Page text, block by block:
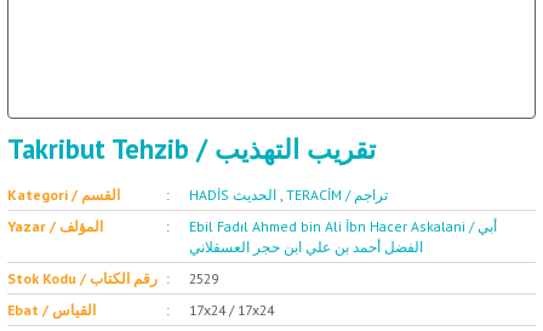
Takribut Tehzib / تقريب التهذيب
Kategori / القسم HADİS الحديث ,
TERACİM / تراجم
Yazar / المؤلف
Ebil Fadıl Ahmed bin Ali İbn Hacer Askalani / أبي
الفضل أحمد بن علي ابن حجر العسقلاني
Stok Kodu / رقم الكتاب
2529
Ebat / القياس
17x24 / 17x24